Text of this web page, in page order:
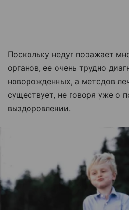
Поскольку недуг поражает
органов, ее очень трудно
новорожденных, а методов
существует, не говоря уже о
выздоровлении.